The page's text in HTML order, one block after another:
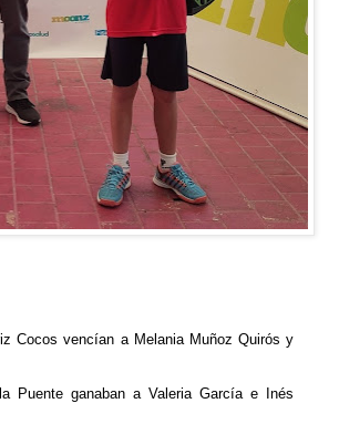
Cocos vencían a Melania Muñoz Quirós y
Puente ganaban a Valeria García e Inés